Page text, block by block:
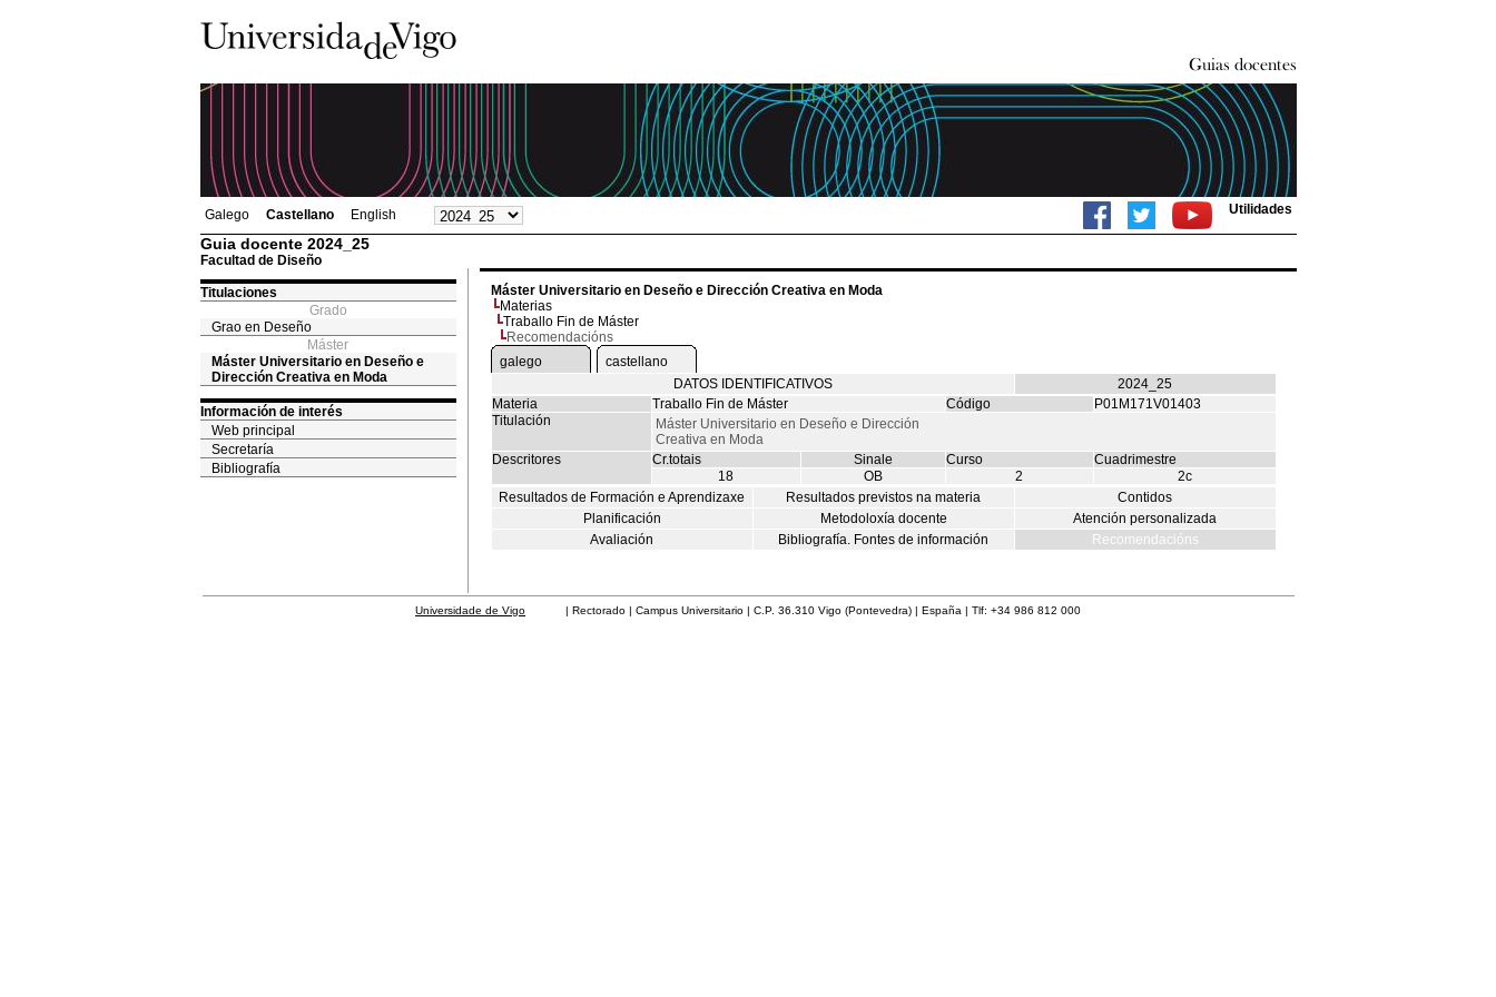
Galego Castellano English Utilidades
Guia docente 2024_25
Facultad de Diseño
Titulaciones
Grado
Grao en Deseño
Máster
Máster Universitario en Deseño e
Dirección Creativa en Moda
Información de interés
Web principal
Secretaría
Bibliografía
Máster Universitario en Deseño e Dirección Creativa en Moda
Materias
Traballo Fin de Máster
Recomendacións
galego
castellano
DATOS IDENTIFICATIVOS
2024_25
Materia
Traballo Fin de Máster Código
P01M171V01403
Titulación
Máster Universitario en Deseño e Dirección
Creativa en Moda
Descritores
Cr.totais Sinale Curso
Cuadrimestre
18
OB 2
2c
Resultados de Formación e Aprendizaxe
Resultados previstos na materia
Contidos
Planificación
Metodoloxía docente
Atención personalizada
Avaliación
Bibliografía. Fontes de información Recomendacións
Universidade de Vigo | Rectorado | Campus Universitario | C.P. 36.310 Vigo (Pontevedra) | España | Tlf: +34 986 812 000